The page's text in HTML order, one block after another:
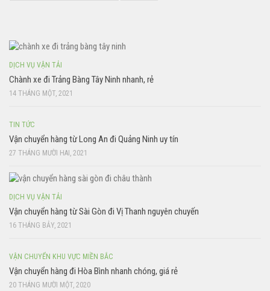
DỊCH VỤ VẬN TẢI
Chành xe đi Trảng Bàng Tây Ninh nhanh, rẻ
14 THÁNG MỘT, 2021
TIN TỨC
Vận chuyển hàng từ Long An đi Quảng Ninh uy tín
27 THÁNG MƯỜI HAI, 2021
DỊCH VỤ VẬN TẢI
Vận chuyển hàng từ Sài Gòn đi Vị Thanh nguyên chuyến
16 THÁNG BẢY, 2021
VẬN CHUYỂN KHU VỰC MIỀN BẮC
Vận chuyển hàng đi Hòa Bình nhanh chóng, giá rẻ
20 THÁNG MƯỜI MỘT, 2020